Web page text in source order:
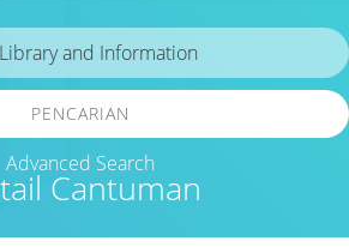
Cantuman
PENCARIAN
Advanced Search